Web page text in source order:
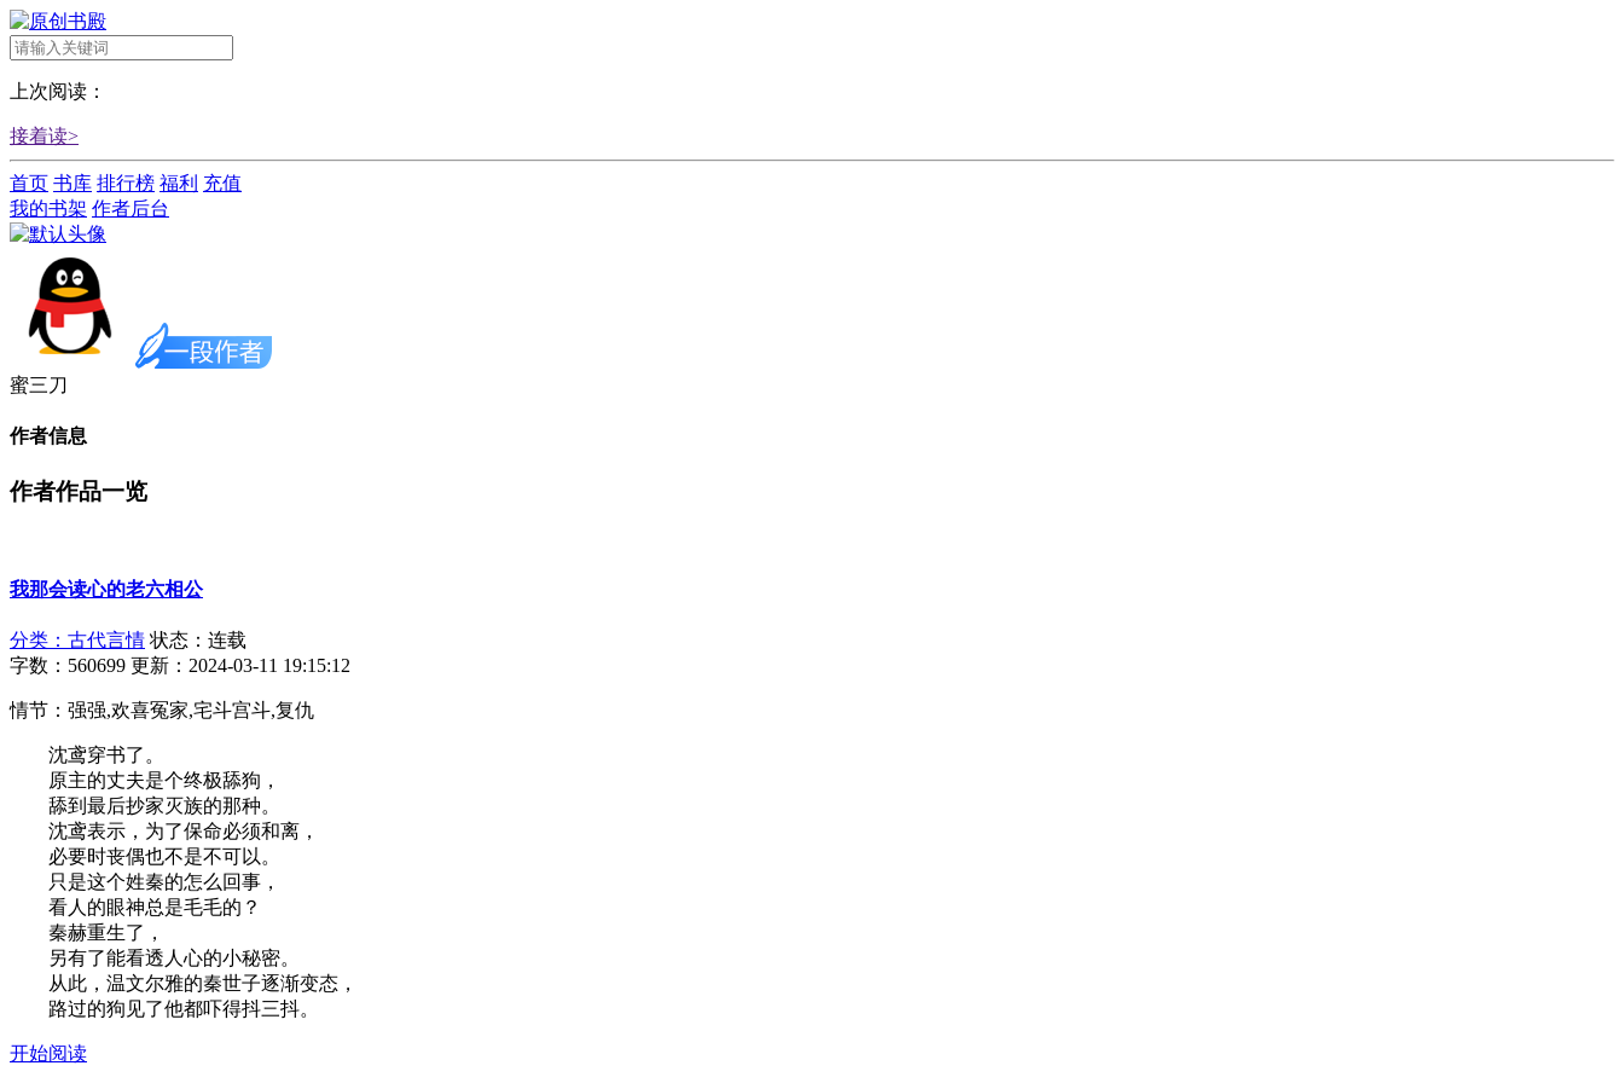
上次阅读：
接着读>
首页 书库 排行榜 福利 充值
我的书架 作者后台
蜜三刀
作者信息
作者作品一览
我那会读心的老六相公
分类：古代言情 状态：连载
字数：560699 更新：2024-03-11 19:15:12
情节：强强,欢喜冤家,宅斗宫斗,复仇
沈鸢穿书了。
原主的丈夫是个终极舔狗，
舔到最后抄家灭族的那种。
沈鸢表示，为了保命必须和离，
必要时丧偶也不是不可以。
只是这个姓秦的怎么回事，
看人的眼神总是毛毛的？
秦赫重生了，
另有了能看透人心的小秘密。
从此，温文尔雅的秦世子逐渐变态，
路过的狗见了他都吓得抖三抖。
开始阅读